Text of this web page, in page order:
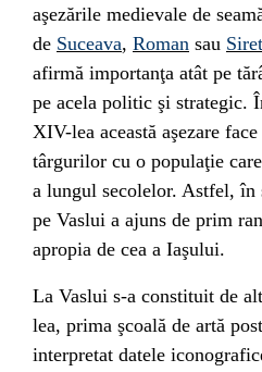
aşezările medievale de
de Suceava, Roman sau Siret
afirmă importanţa atât pe
pe acela politic şi strategic.
XIV-lea această aşezare
târgurilor cu o populaţie
a lungul secolelor. Astfel,
pe Vaslui a ajuns de prim
apropia de cea a Iaşului.
La Vaslui s-a constituit de
lea, prima şcoală de artă
interpretat datele